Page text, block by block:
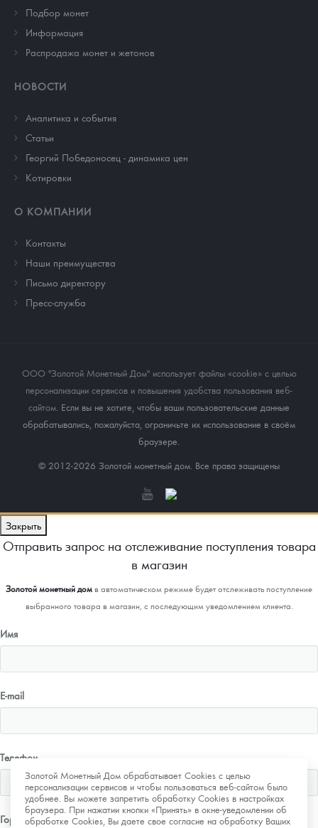
Подбор монет
Информация
Распродажа монет и жетонов
НОВОСТИ
Аналитика и события
Cтатьи
Георгий Победоносец - динамика цен
Котировки
О КОМПАНИИ
Контакты
Наши преимущества
Письмо директору
Пресс-служба
ООО "Золотой Монетный Дом" использует файлы «cookie» с целью
персонализации сервисов и повышения удобства пользования веб-
сайтом . Если вы не хотите, чтобы ваши пользовательские данные
обрабатывались, пожалуйста, ограничьте их использование в своём
браузере.
© 2012-2026 Золотой монетный дом. Все права защищены
Золотой Монетный Дом обрабатывает Cookies с целью
персонализации сервисов и чтобы пользоваться веб-сайтом было
удобнее. Вы можете запретить обработку Cookies в настройках
браузера. При нажатии кнопки «Принять» в окне-уведомлении об
обработке Cookies, Вы даете свое согласие на обработку Ваших
Закрыть
Отправить запрос на отслеживание поступления товара
в магазин
Золотой монетный домв автоматическом режиме будет отслеживать поступление
выбранного товара в магазин, с последующим уведомлением клиента.
Имя
E-mail
Телефон
Город